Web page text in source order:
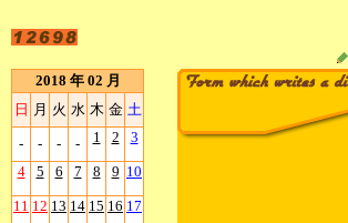
2018 年 02 月
日 月 火 水 木 金 土
- - - - 1 2 3
4 5 6 7 8 9 10
11 12 13 14 15 16 17